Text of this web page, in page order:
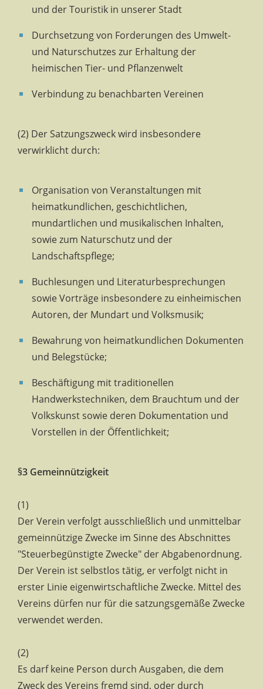
und der Touristik in unserer Stadt
Durchsetzung von Forderungen des Umwelt-
und Naturschutzes zur Erhaltung der
heimischen Tier- und Pflanzenwelt
Verbindung zu benachbarten Vereinen
(2) Der Satzungszweck wird insbesondere
verwirklicht durch:
Organisation von Veranstaltungen mit
heimatkundlichen, geschichtlichen,
mundartlichen und musikalischen Inhalten,
sowie zum Naturschutz und der
Landschaftspflege;
Buchlesungen und Literaturbesprechungen
sowie Vorträge insbesondere zu einheimischen
Autoren, der Mundart und Volksmusik;
Bewahrung von heimatkundlichen Dokumenten
und Belegstücke;
Beschäftigung mit traditionellen
Handwerkstechniken, dem Brauchtum und der
Volkskunst sowie deren Dokumentation und
Vorstellen in der Öffentlichkeit;
§3 Gemeinnützigkeit
(1)
Der Verein verfolgt ausschließlich und unmittelbar
gemeinnützige Zwecke im Sinne des Abschnittes
"Steuerbegünstigte Zwecke" der Abgabenordnung.
Der Verein ist selbstlos tätig, er verfolgt nicht in
erster Linie eigenwirtschaftliche Zwecke. Mittel des
Vereins dürfen nur für die satzungsgemäße Zwecke
verwendet werden.
(2)
Es darf keine Person durch Ausgaben, die dem
Zweck des Vereins fremd sind, oder durch